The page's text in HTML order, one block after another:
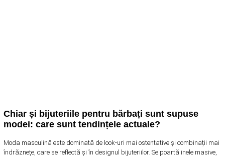
Chiar și bijuteriile pentru bărbați sunt supuse
modei: care sunt tendințele actuale?
Moda masculină este dominată de look-uri mai ostentative și combinații mai
îndrăznețe, care se reflectă și în designul bijuteriilor. Se poartă inele masive,